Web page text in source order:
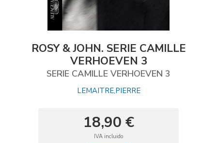
ROSY & JOHN. SERIE CAMILLE
VERHOEVEN 3
SERIE CAMILLE VERHOEVEN 3
LEMAITRE,PIERRE
18,90 €
IVA incluido